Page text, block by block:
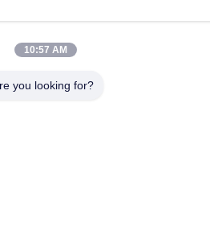
10:57 AM
you looking for?